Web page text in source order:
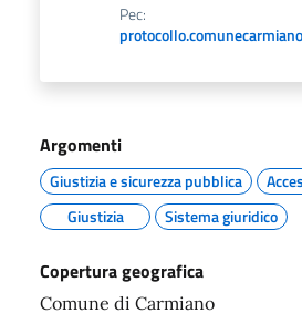
Pec:
Argomenti
Giustizia e sicurezza pubblica
Giustizia
Sistema giuridico
Copertura geografica
Comune di Carmiano